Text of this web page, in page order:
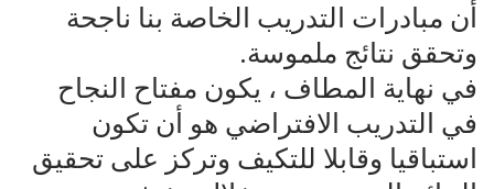
أن مبادرات التدريب الخاصة بنا ناجحة
وتحقق نتائج ملموسة.
في نهاية المطاف ، يكون مفتاح النجاح
في التدريب الافتراضي هو أن تكون
استباقيا وقابلا للتكيف وتركز على تحقيق